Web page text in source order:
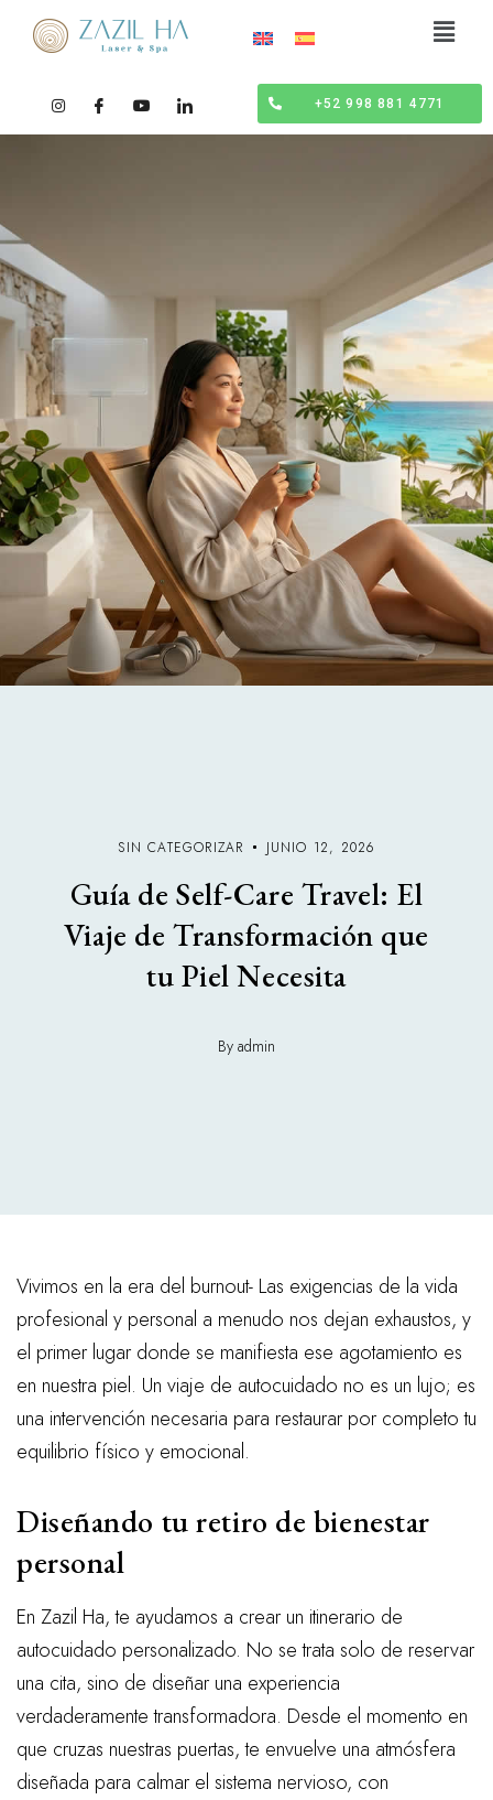
+52 998 881 4771
SIN CATEGORIZAR JUNIO 12, 2026
Guía de Self-Care Travel: El
Viaje de Transformación que
tu Piel Necesita
By admin
Vivimos en la era del burnout- Las exigencias de la vida
profesional y personal a menudo nos dejan exhaustos, y
el primer lugar donde se manifiesta ese agotamiento es
en nuestra piel. Un viaje de autocuidado no es un lujo; es
una intervención necesaria para restaurar por completo tu
equilibrio físico y emocional.
Diseñando tu retiro de bienestar
personal
En Zazil Ha, te ayudamos a crear un itinerario de
autocuidado personalizado. No se trata solo de reservar
una cita, sino de diseñar una experiencia
verdaderamente transformadora. Desde el momento en
que cruzas nuestras puertas, te envuelve una atmósfera
diseñada para calmar el sistema nervioso, con